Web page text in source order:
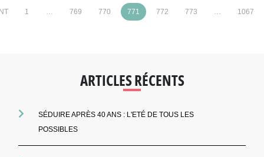
1 769 770 771 772 773 1067
ARTICLES RÉCENTS
SÉDUIRE APRÈS 40 ANS : L'ETÉ DE TOUS LES
POSSIBLES